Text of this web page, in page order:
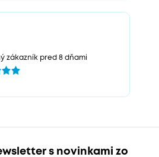
zákazník pred 8 dňami
s novinkami zo